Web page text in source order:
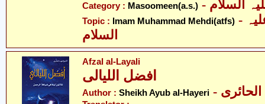
Category : Masoomeen(a.s.)
Topic : Imam Muhammad Mehdi(atfs) - امام محمّد مہدی علیہ
السلام
Afzal al-Layali
افضل اللیالی
Author : Sheikh Ayub al-Hayeri